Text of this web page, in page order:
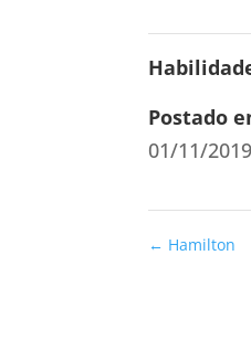
Postado
01/11/2019
← Hamilton